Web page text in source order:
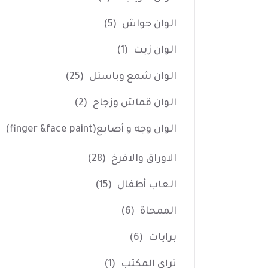
الوان جواش (5)
الوان زيت (1)
الوان شمع وباستل (25)
الوان قماش وزجاج (2)
الوان وجه و أصابع(finger &face paint)
الاوراق والافرخ (28)
العاب أطفال (15)
الممحاة (6)
برايات (6)
تراي المكتب (1)